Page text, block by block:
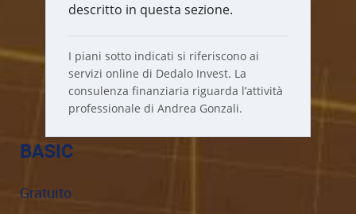
descritto in questa sezione.
I piani sotto indicati si riferiscono ai
servizi online di Dedalo Invest. La
consulenza finanziaria riguarda l’attività
professionale di Andrea Gonzali.
BASIC
Gratuito